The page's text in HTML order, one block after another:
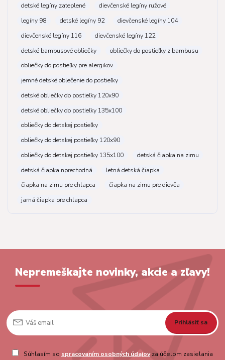
detské legíny zateplené
dievčenské legíny ružové
legíny 98
detské legíny 92
dievčenské legíny 104
dievčenské legíny 116
dievčenské legíny 122
detské bambusové obliečky
obliečky do postieľky z bambusu
obliečky do postieľky pre alergikov
jemné detské oblečenie do postieľky
detské obliečky do postieľky 120x90
detské obliečky do postieľky 135x100
obliečky do detskej postieľky
obliečky do detskej postieľky 120x90
obliečky do detskej postieľky 135x100
detská čiapka na zimu
detská čiapka nprechodná
letná detská čiapka
čiapka na zimu pre chlapca
čiapka na zimu pre dievča
jarná čiapka pre chlapca
Nepremeškajte novinky, akcie a zľavy!
Prihlásiť sa
Súhlasím so spracovaním osobných údajovza účelom zasielania